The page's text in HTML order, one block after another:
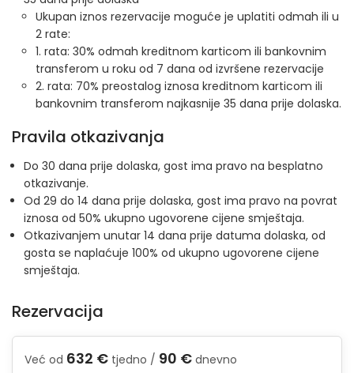
Ukupan iznos rezervacije moguće je uplatiti odmah ili u
2 rate:
1. rata: 30% odmah kreditnom karticom ili bankovnim
transferom u roku od 7 dana od izvršene rezervacije
2. rata: 70% preostalog iznosa kreditnom karticom ili
bankovnim transferom najkasnije 35 dana prije dolaska.
Pravila otkazivanja
Do 30 dana prije dolaska, gost ima pravo na besplatno
otkazivanje.
Od 29 do 14 dana prije dolaska, gost ima pravo na povrat
iznosa od 50% ukupno ugovorene cijene smještaja.
Otkazivanjem unutar 14 dana prije datuma dolaska, od
gosta se naplaćuje 100% od ukupno ugovorene cijene
smještaja.
Rezervacija
Već od 632 € tjedno / 90 € dnevno